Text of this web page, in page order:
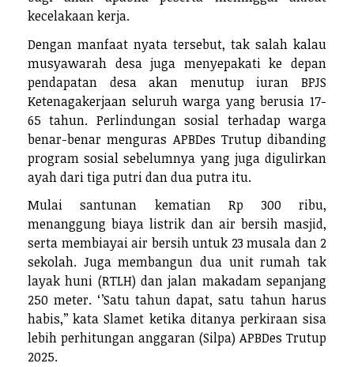
kecelakaan kerja.
Dengan manfaat nyata tersebut, tak salah kalau
musyawarah desa juga menyepakati ke depan
pendapatan desa akan menutup iuran BPJS
Ketenagakerjaan seluruh warga yang berusia 17-
65 tahun. Perlindungan sosial terhadap warga
benar-benar menguras APBDes Trutup dibanding
program sosial sebelumnya yang juga digulirkan
ayah dari tiga putri dan dua putra itu.
Mulai santunan kematian Rp 300 ribu,
menanggung biaya listrik dan air bersih masjid,
serta membiayai air bersih untuk 23 musala dan 2
sekolah. Juga membangun dua unit rumah tak
layak huni (RTLH) dan jalan makadam sepanjang
250 meter. ‘’Satu tahun dapat, satu tahun harus
habis,’’ kata Slamet ketika ditanya perkiraan sisa
lebih perhitungan anggaran (Silpa) APBDes Trutup
2025.